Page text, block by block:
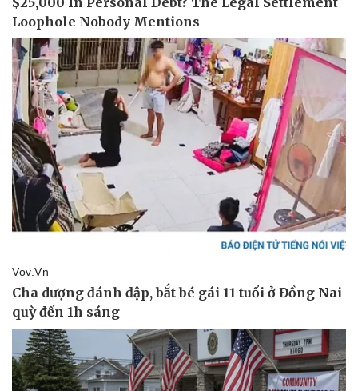
Thể thao
Bóng đá
Lịch thi đấu bóng đá
Thế giới thể thao
eSports
Hậu trường
Ô tô - Xe máy
Ô tô
Xe máy
Tư vấn